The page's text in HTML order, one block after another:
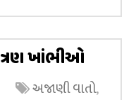
ખાંભીઓ
અજાણી વાતો,